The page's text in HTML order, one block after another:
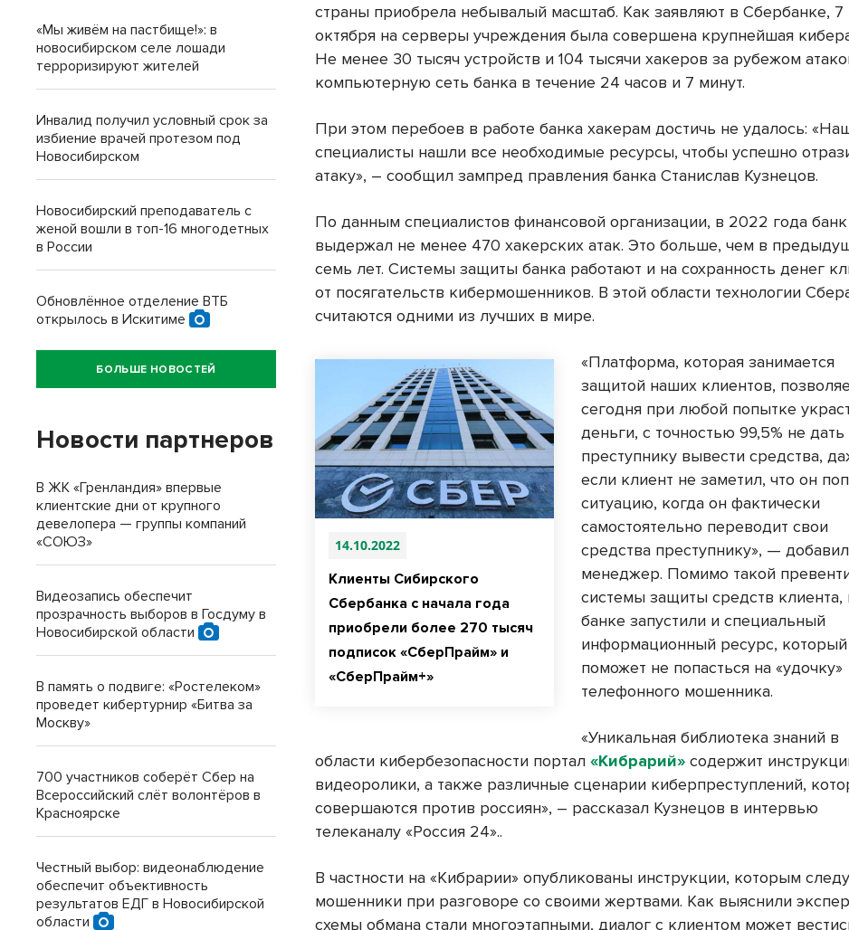
страны приобрела небывалый масштаб. Как заявляют в Сбербанке, 7
октября на серверы учреждения была совершена крупнейшая
Не менее 30 тысяч устройств и 104 тысячи хакеров за рубежом
компьютерную сеть банка в течение 24 часов и 7 минут.
При этом перебоев в работе банка хакерам достичь не удалось:
специалисты нашли все необходимые ресурсы, чтобы успешно
атаку», – сообщил зампред правления банка Станислав Кузнецов.
По данным специалистов финансовой организации, в 2022 года банк
выдержал не менее 470 хакерских атак. Это больше, чем в
семь лет. Системы защиты банка работают и на сохранность денег
от посягательств кибермошенников. В этой области технологии
считаются одними из лучших в мире.
14.10.2022
Клиенты Сибирского
Сбербанка с начала года
приобрели более 270 тысяч
подписок «СберПрайм» и
«СберПрайм+»
«Платформа, которая занимается
защитой наших клиентов,
сегодня при любой попытке
деньги, с точностью 99,5% не дать
преступнику вывести средства,
если клиент не заметил, что он
ситуацию, когда он фактически
самостоятельно переводит свои
средства преступнику», —
менеджер. Помимо такой
системы защиты средств клиента,
банке запустили и специальный
информационный ресурс, который
поможет не попасться на «удочку»
телефонного мошенника.
«Уникальная библиотека знаний в
области кибербезопасности портал«Кибрарий» содержит
видеоролики, а также различные сценарии киберпреступлений,
совершаются против россиян», – рассказал Кузнецов в интервью
телеканалу «Россия 24»..
В частности на «Кибрарии» опубликованы инструкции, которым
мошенники при разговоре со своими жертвами. Как выяснили
схемы обмана стали многоэтапными, диалог с клиентом может
«Мы живём на пастбище!»: в
новосибирском селе лошади
терроризируют жителей
Инвалид получил условный срок за
избиение врачей протезом под
Новосибирском
Новосибирский преподаватель с
женой вошли в топ-16 многодетных
в России
Обновлённое отделение ВТБ
открылось в Искитиме
БОЛЬШЕ НОВОСТЕЙ
Новости партнеров
В ЖК «Гренландия» впервые
клиентские дни от крупного
девелопера — группы компаний
«СОЮЗ»
Видеозапись обеспечит
прозрачность выборов в Госдуму в
Новосибирской области
В память о подвиге: «Ростелеком»
проведет кибертурнир «Битва за
Москву»
700 участников соберёт Сбер на
Всероссийский слёт волонтёров в
Красноярске
Честный выбор: видеонаблюдение
обеспечит объективность
результатов ЕДГ в Новосибирской
области